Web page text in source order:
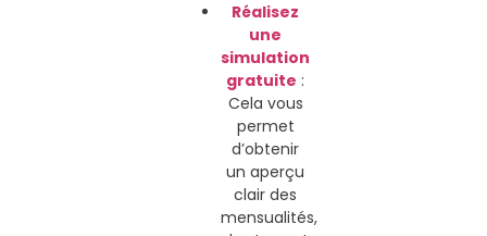
Réalisez
une
simulation
gratuite :
Cela vous
permet
d’obtenir
un aperçu
clair des
mensualités,